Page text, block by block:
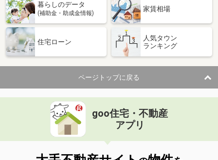
暮らしのデータ
(補助金・助成金情報)
家賃相場
住宅ローン
人気タウン
ランキング
ページトップに戻る
goo住宅・不動産
アプリ